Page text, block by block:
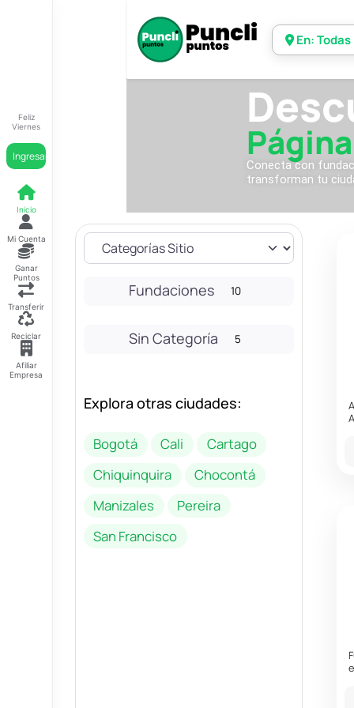
Feliz
Viernes
Ingresar
Inicio
Mi Cuenta
Ganar
Puntos
Transferir
Reciclar
Afiliar
Empresa
En: Todas
Conecta con
transforman tu
Fundaciones 10
Sin Categoría 5
Explora otras ciudades:
Bogotá Cali
Cartago
Chiquinquira
Chocontá
Manizales
Pereira
San Francisco